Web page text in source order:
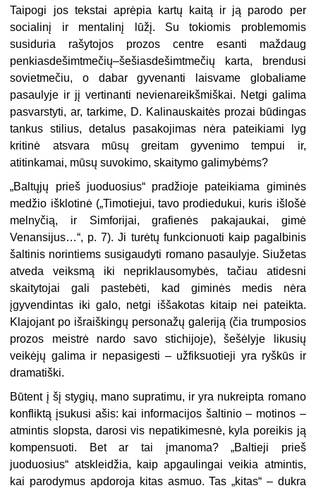
Taipogi jos tekstai aprėpia kartų kaitą ir ją parodo per
socialinį ir mentalinį lūžį. Su tokiomis problemomis
susiduria rašytojos prozos centre esanti maždaug
penkiasdešimtmečių–šešiasdešimtmečių karta, brendusi
sovietmečiu, o dabar gyvenanti laisvame globaliame
pasaulyje ir jį vertinanti nevienareikšmiškai. Netgi galima
pasvarstyti, ar, tarkime, D. Kalinauskaitės prozai būdingas
tankus stilius, detalus pasakojimas nėra pateikiami lyg
kritinė atsvara mūsų greitam gyvenimo tempui ir,
atitinkamai, mūsų suvokimo, skaitymo galimybėms?
„Baltųjų prieš juoduosius“ pradžioje pateikiama giminės
medžio išklotinė („Timotiejui, tavo prodiedukui, kuris išlošė
melnyčią, ir Simforijai, grafienės pakajaukai, gimė
Venansijus…“, p. 7). Ji turėtų funkcionuoti kaip pagalbinis
šaltinis norintiems susigaudyti romano pasaulyje. Siužetas
atveda veiksmą iki nepriklausomybės, tačiau atidesni
skaitytojai gali pastebėti, kad giminės medis nėra
įgyvendintas iki galo, netgi iššakotas kitaip nei pateikta.
Klajojant po išraiškingų personažų galeriją (čia trumposios
prozos meistrė nardo savo stichijoje), šešėlyje likusių
veikėjų galima ir nepasigesti – užfiksuotieji yra ryškūs ir
dramatiški.
Būtent į šį stygių, mano supratimu, ir yra nukreipta romano
konfliktą įsukusi ašis: kai informacijos šaltinio – motinos –
atmintis slopsta, darosi vis nepatikimesnė, kyla poreikis ją
kompensuoti. Bet ar tai įmanoma? „Baltieji prieš
juoduosius“ atskleidžia, kaip apgaulingai veikia atmintis,
kai parodymus apdoroja kitas asmuo. Tas „kitas“ – dukra